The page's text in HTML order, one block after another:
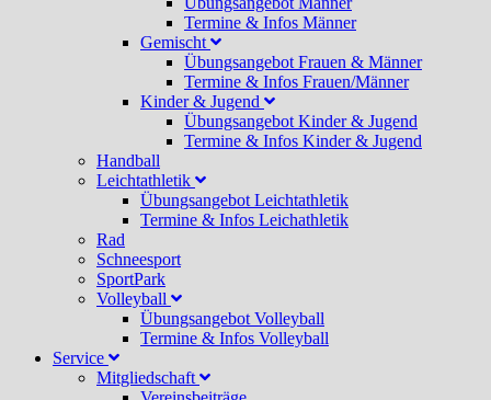
Termine & Infos Männer
Gemischt
Übungsangebot Frauen & Männer
Termine & Infos Frauen/Männer
Kinder & Jugend
Übungsangebot Kinder & Jugend
Termine & Infos Kinder & Jugend
Handball
Leichtathletik
Übungsangebot Leichtathletik
Termine & Infos Leichathletik
Rad
Schneesport
SportPark
Volleyball
Übungsangebot Volleyball
Termine & Infos Volleyball
Service
Mitgliedschaft